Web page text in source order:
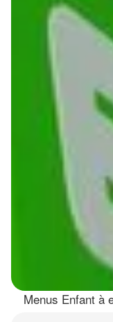
Menus Enfant à